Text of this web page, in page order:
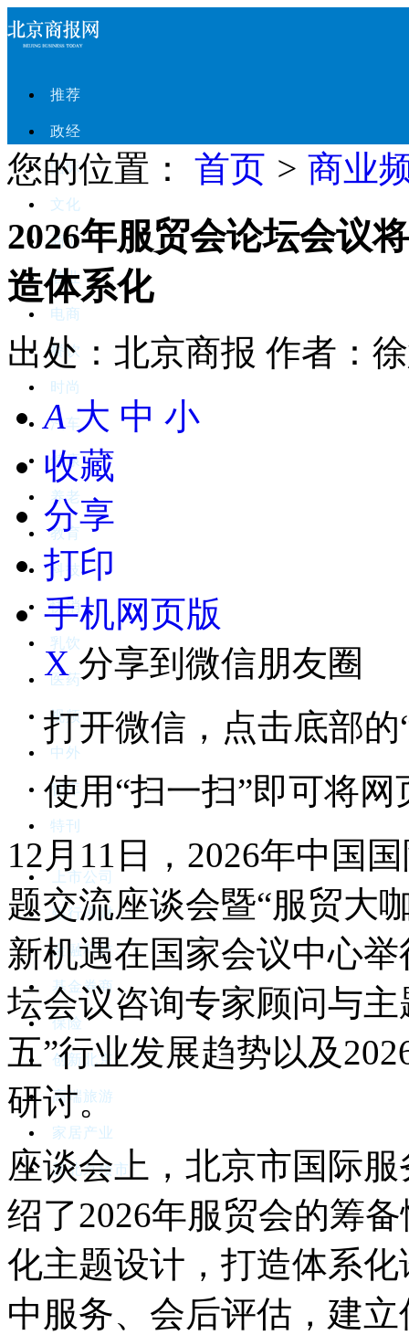
推荐
政经
国际
文化
商业
酒业
电商
餐饮
时尚
汽车
健康
养老
教育
科技
快消
乳饮
医药
视频
中外
智库
特刊
上市公司
银行理财
金融科技
基金券商
保险
创新北京
高端旅游
家居产业
新北京楼市
您的位置： 首页 > 商业
2026年服贸会论坛会议
造体系化
出处：北京商报 作者：
A 大 中 小
收藏
分享
打印
手机网页版
X分享到微信朋友圈
打开微信，点击底部的
使用“扫一扫”即可将
12月11日，2026年中国
题交流座谈会暨“服贸大
新机遇在国家会议中心
坛会议咨询专家顾问与
五”行业发展趋势以及
研讨。
座谈会上，北京市国际
绍了2026年服贸会的筹
化主题设计，打造体系
中服务、会后评估，建